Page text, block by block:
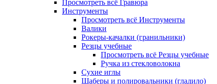
Просмотреть всё Гравюра
Инструменты
Просмотреть всё Инструменты
Валики
Рокеры-качалки (гранильники)
Резцы учебные
Просмотреть всё Резцы учебные
Ручка из стекловолокна
Сухие иглы
Шаберы и полировальники (гладило)